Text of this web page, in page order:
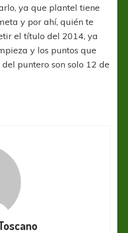
ya que plantel tiene
y por ahí, quién te
el título del 2014, ya
y los puntos que
puntero son solo 12 de